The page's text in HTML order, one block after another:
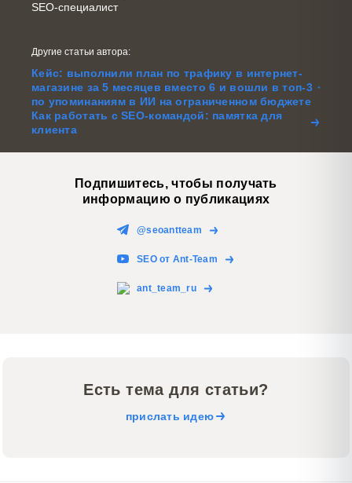
SEO-специалист
Другие статьи автора:
Кейс: выполнили план по трафику в интернет-
магазине за 5 месяцев вместо 6 и вошли в топ-3
по упоминаниям в ИИ на ограниченном бюджете
Как работать с SEO-командой: памятка для
клиента
Подпишитесь, чтобы получать
информацию о публикациях
@seoantteam
SEO от Ant-Team
ant_team_ru
Есть тема для статьи?
прислать идею